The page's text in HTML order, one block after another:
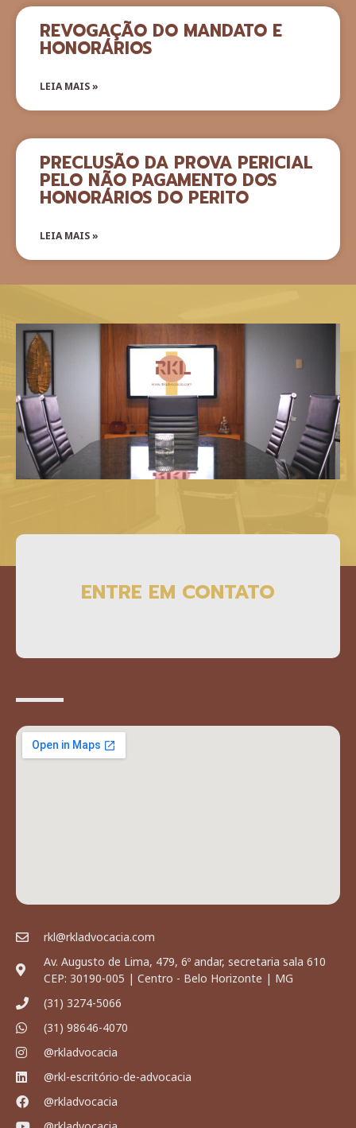
REVOGAÇÃO DO MANDATO E
HONORÁRIOS
LEIA MAIS »
PRECLUSÃO DA PROVA PERICIAL
PELO NÃO PAGAMENTO DOS
HONORÁRIOS DO PERITO
LEIA MAIS »
ENTRE EM CONTATO
rkl@rkladvocacia.com
Av. Augusto de Lima, 479, 6º andar, secretaria sala 610
CEP: 30190-005 | Centro - Belo Horizonte | MG
(31) 3274-5066
(31) 98646-4070
@rkladvocacia
@rkl-escritório-de-advocacia
@rkladvocacia